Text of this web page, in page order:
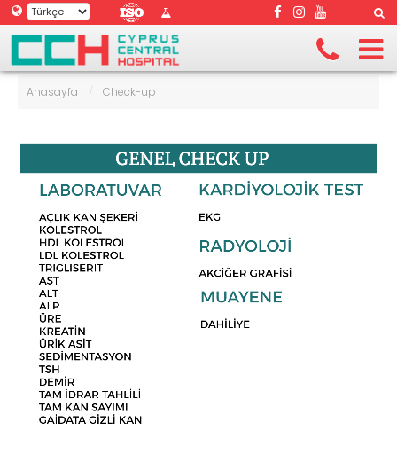
Anasayfa / Check-up